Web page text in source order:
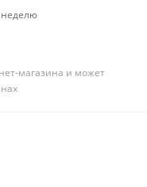
неделю
магазина и может